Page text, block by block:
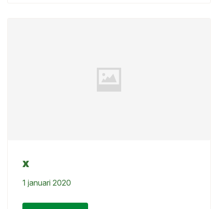
x
1 januari 2020